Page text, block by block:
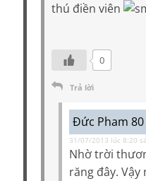
thú điền viên
0
Trả lời
Đức Pham 80
31/07/2013 lúc 8:20
Nhờ trời
răng đây.